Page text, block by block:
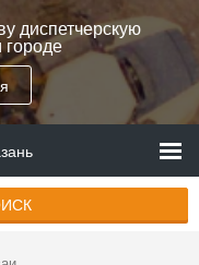
диспетчерскую